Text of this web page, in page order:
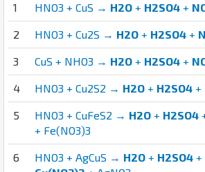
1 HNO3 + CuS → H2O + H2SO4 +
2 HNO3 + Cu2S → H2O + H2SO4 +
3 CuS + NHO3 → H2O + H2SO4 +
4 HNO3 + Cu2S2 → H2O + H2SO4 +
5 HNO3 + CuFeS2 → H2O + H2SO4
+ Fe(NO3)3
6 HNO3 + AgCuS → H2O + H2SO4 +